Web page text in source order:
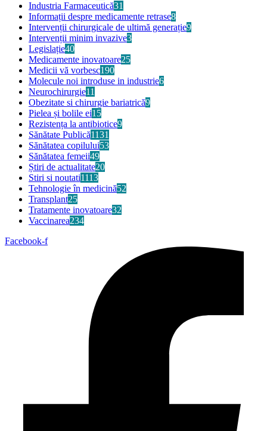
Industria Farmaceutică31
Informații despre medicamente retrase8
Intervenții chirurgicale de ultimă generație9
Intervenții minim invazive3
Legislație40
Medicamente inovatoare25
Medicii vă vorbesc190
Molecule noi introduse in industrie6
Neurochirurgie11
Obezitate si chirurgie bariatrică9
Pielea și bolile ei15
Rezistența la antibiotice9
Sănătate Publică1131
Sănătatea copilului53
Sănătatea femeii49
Știri de actualitate20
Stiri si noutati1113
Tehnologie în medicină52
Transplant25
Tratamente inovatoare32
Vaccinarea234
Facebook-f